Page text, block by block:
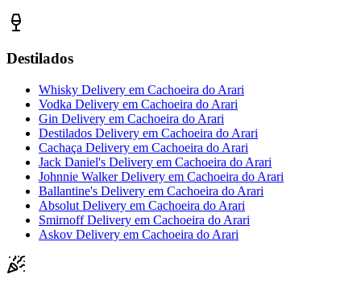
Destilados
Whisky Delivery em Cachoeira do Arari
Vodka Delivery em Cachoeira do Arari
Gin Delivery em Cachoeira do Arari
Destilados Delivery em Cachoeira do Arari
Cachaça Delivery em Cachoeira do Arari
Jack Daniel's Delivery em Cachoeira do Arari
Johnnie Walker Delivery em Cachoeira do Arari
Ballantine's Delivery em Cachoeira do Arari
Absolut Delivery em Cachoeira do Arari
Smirnoff Delivery em Cachoeira do Arari
Askov Delivery em Cachoeira do Arari